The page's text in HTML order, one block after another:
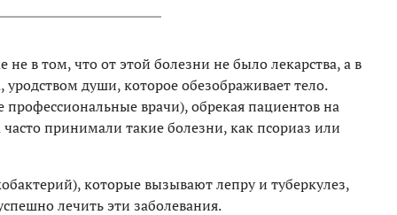
в том, что от этой болезни не было лекарства, а в
души, которое обезображивает тело.
врачи), обрекая пациентов на
принимали такие болезни, как псориаз или
которые вызывают лепру и туберкулез,
лечить эти заболевания.